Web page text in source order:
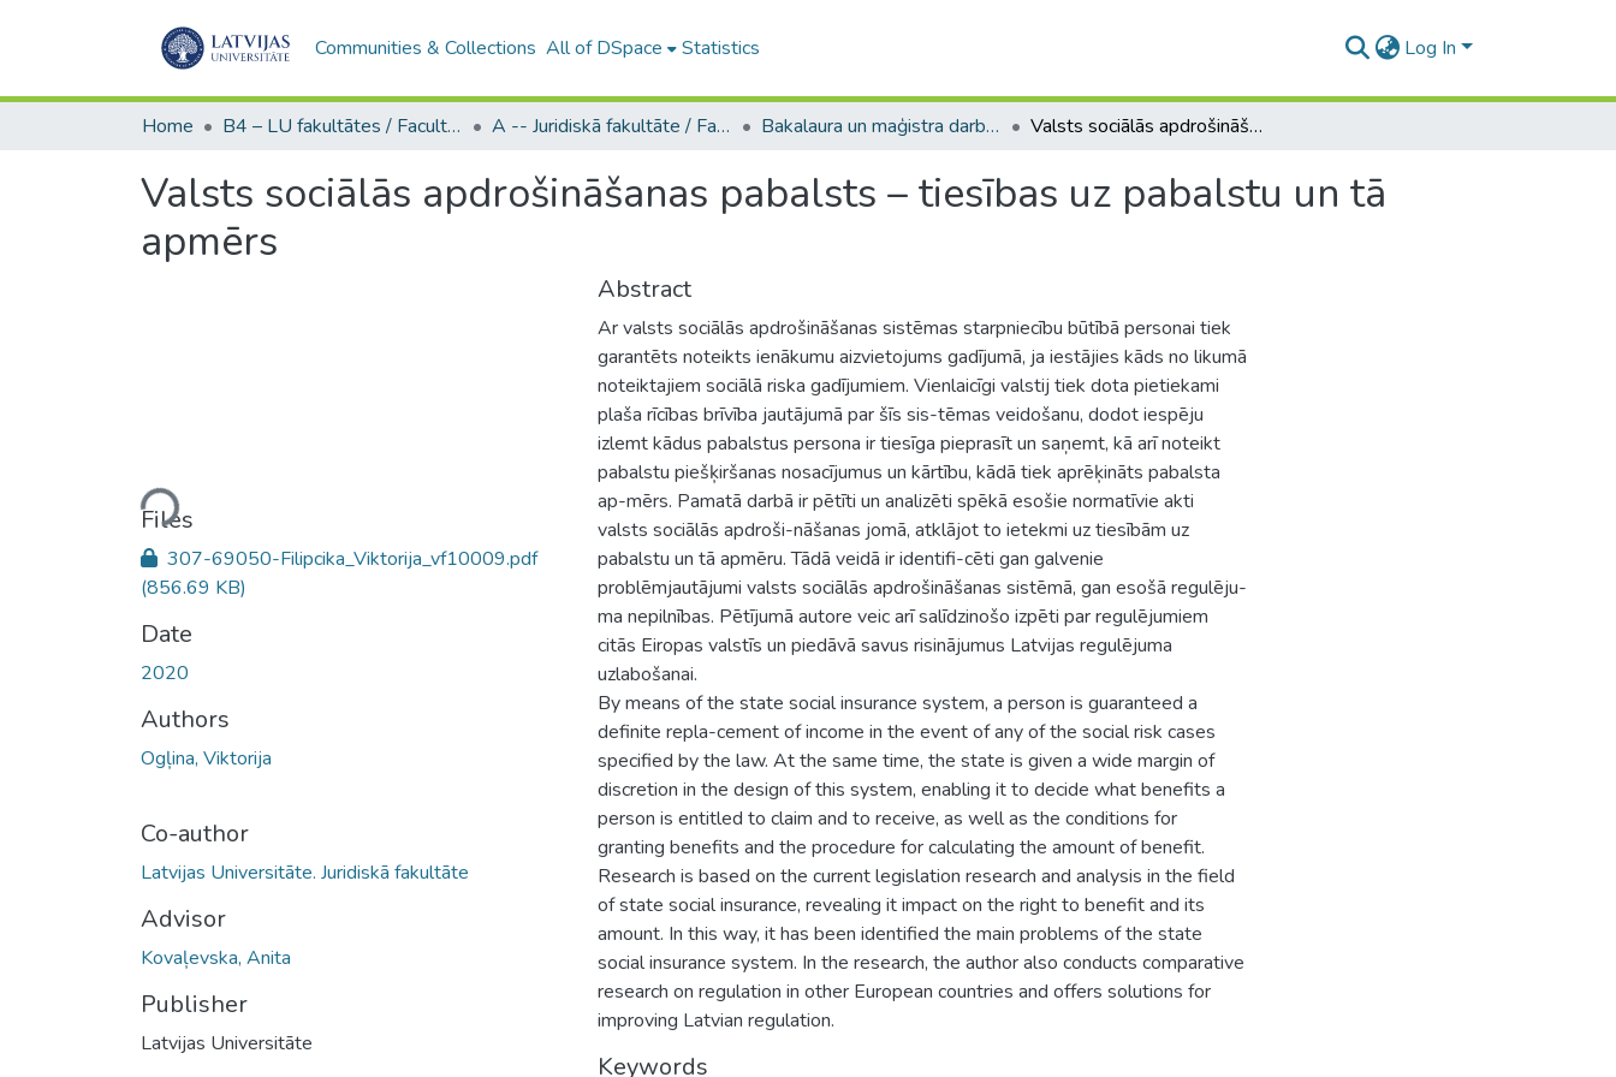
Communities & Collections All of DSpace Statistics Log In
Home B4 – LU fakultātes / Faculties of the UL A -- Juridiskā fakultāte / Faculty of Law Bakalaura un maģistra darbi (JF) / Bachelor's and Master's theses Valsts sociālās apdrošināšanas pabalsts – tiesības uz pabalstu un tā apmērs
Valsts sociālās apdrošināšanas pabalsts – tiesības uz pabalstu un tā
apmērs
Loading...
Files
307-69050-Filipcika_Viktorija_vf10009.pdf
(856.69 KB)
Date
2020
Authors
Ogļina, Viktorija
Co-author
Latvijas Universitāte. Juridiskā fakultāte
Advisor
Kovaļevska, Anita
Publisher
Latvijas Universitāte
Abstract
Ar valsts sociālās apdrošināšanas sistēmas starpniecību būtībā personai tiek
garantēts noteikts ienākumu aizvietojums gadījumā, ja iestājies kāds no likumā
noteiktajiem sociālā riska gadījumiem. Vienlaicīgi valstij tiek dota pietiekami
plaša rīcības brīvība jautājumā par šīs sis-tēmas veidošanu, dodot iespēju
izlemt kādus pabalstus persona ir tiesīga pieprasīt un saņemt, kā arī noteikt
pabalstu piešķiršanas nosacījumus un kārtību, kādā tiek aprēķināts pabalsta
ap-mērs. Pamatā darbā ir pētīti un analizēti spēkā esošie normatīvie akti
valsts sociālās apdroši-nāšanas jomā, atklājot to ietekmi uz tiesībām uz
pabalstu un tā apmēru. Tādā veidā ir identifi-cēti gan galvenie
problēmjautājumi valsts sociālās apdrošināšanas sistēmā, gan esošā regulēju-
ma nepilnības. Pētījumā autore veic arī salīdzinošo izpēti par regulējumiem
citās Eiropas valstīs un piedāvā savus risinājumus Latvijas regulējuma
uzlabošanai.
By means of the state social insurance system, a person is guaranteed a
definite repla-cement of income in the event of any of the social risk cases
specified by the law. At the same time, the state is given a wide margin of
discretion in the design of this system, enabling it to decide what benefits a
person is entitled to claim and to receive, as well as the conditions for
granting benefits and the procedure for calculating the amount of benefit.
Research is based on the current legislation research and analysis in the field
of state social insurance, revealing it impact on the right to benefit and its
amount. In this way, it has been identified the main problems of the state
social insurance system. In the research, the author also conducts comparative
research on regulation in other European countries and offers solutions for
improving Latvian regulation.
Keywords